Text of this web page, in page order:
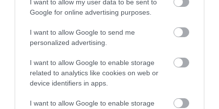
I want to allow my user data to be sent to
Google for online advertising purposes.
I want to allow Google to send me
personalized advertising.
I want to allow Google to enable storage
related to analytics like cookies on web or
device identifiers in apps.
I want to allow Google to enable storage
Kapcsolódó írások:
A BP vezetője a legjobban fizetett európai csúcsvezető
Figyelem! A cikkhez hozzáfűzött hozzászólások nem a
kommenteket nem tudja befolyásolni - azok az olvasók személyes véleményét